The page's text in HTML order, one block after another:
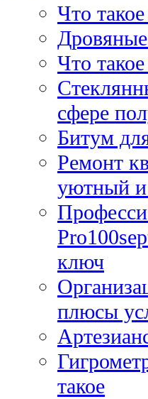
Что
Что
сфере
Битум
Ремонт
уютный и
ключ
плюсы
такое